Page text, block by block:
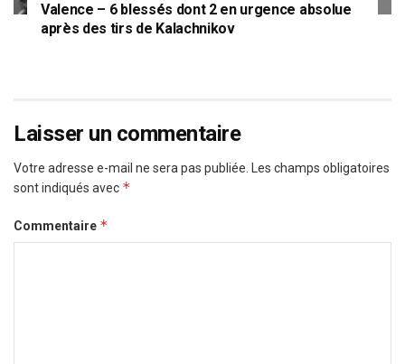
Valence – 6 blessés dont 2 en urgence absolue
après des tirs de Kalachnikov
Laisser un commentaire
Votre adresse e-mail ne sera pas publiée. Les champs obligatoires
sont indiqués avec *
Commentaire *